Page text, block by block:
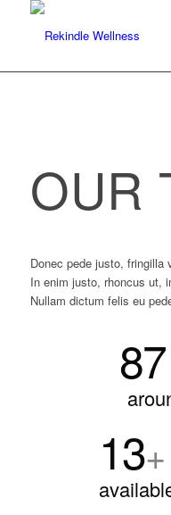
OUR
Donec pede justo, fringilla
In enim justo, rhoncus ut,
Nullam dictum felis eu
87
13